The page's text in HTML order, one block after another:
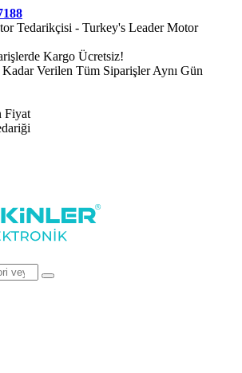
Tedarikçisi - Turkey's Leader Motor
Kargo Ücretsiz!
Verilen Tüm Siparişler Aynı Gün
Fiyat